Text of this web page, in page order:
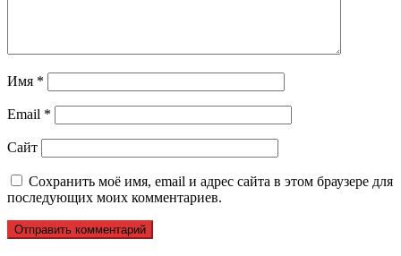
Имя *
Email *
Сайт
Сохранить моё имя, email и адрес сайта в этом браузере для
последующих моих комментариев.